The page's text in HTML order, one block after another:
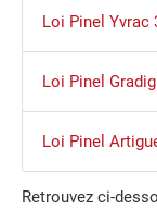
Loi Pinel Yvrac
Loi Pinel
Loi Pinel
Retrouvez ci-